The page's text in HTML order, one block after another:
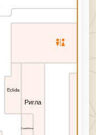
Eclida
Ригла
СушиВёсла